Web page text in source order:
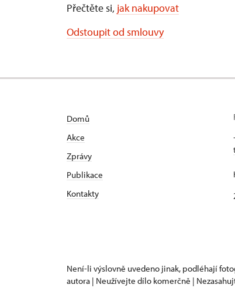
Přečtěte si, jak nakupovat
Odstoupit od smlouvy
Domů
Akce
Zprávy
Publikace
Kontakty
Není-li výslovně uvedeno jinak, podléhají
autora | Neužívejte dílo komerčně |